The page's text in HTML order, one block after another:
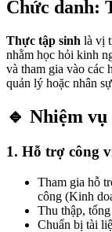
Chức danh:
Thực tập sinh là vị
nhằm học hỏi kinh
và tham gia vào các
quản lý hoặc nhân
🔹 Nhiệm
1. Hỗ trợ công
Tham gia hỗ
công (Kinh
Thu thập,
Chuẩn bị tài